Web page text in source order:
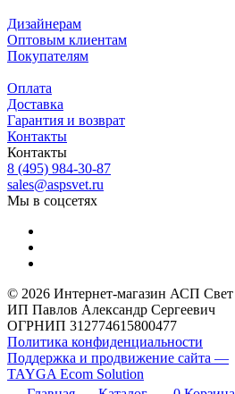
Дизайнерам
Оптовым клиентам
Покупателям
Оплата
Доставка
Гарантия и возврат
Контакты
Контакты
8 (495) 984-30-87
sales@aspsvet.ru
Мы в соцсетях
© 2026 Интернет-магазин АСП Свет
ИП Павлов Александр Сергеевич
ОГРНИП 312774615800477
Политика конфиденциальности
Поддержка и продвижение сайта —
TAYGA Ecom Solution